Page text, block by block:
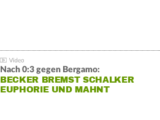
Nach 0:3 gegen Bergamo:
BECKER BREMST SCHALKER
EUPHORIE UND MAHNT